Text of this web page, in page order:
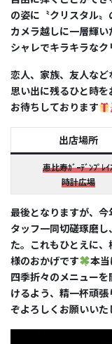
の姿に〝クリスタル
カメラ越しに一層輝
シャレでキラキラな
恋人、家族、友人な
思い出に残るひと時
お待ちしております
出店場所
恵比寿ｶﾞｰﾃﾞﾝﾌﾟﾚｲ
時計広場
最後となりますが、
タッフ一同切磋琢磨
た。これもひとえに
様のおかげです
本当
四季折々のメニュー
けるよう、精一杯頑張
ぞよろしくお願いい